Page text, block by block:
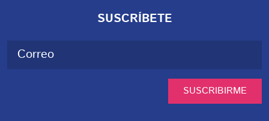
SUSCRÍBETE
SUSCRIBIRME